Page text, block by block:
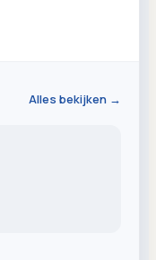
Alles bekijken →